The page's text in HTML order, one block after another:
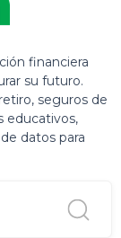
financiera
su futuro.
seguros de
educativos,
datos para